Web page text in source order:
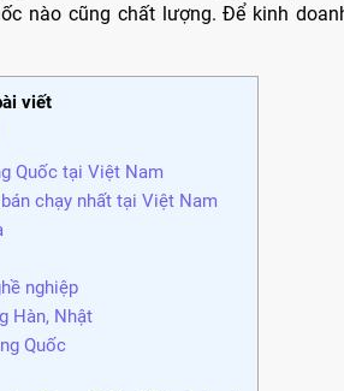
nào cũng chất lượng. Để kinh
viết
Quốc tại Việt Nam
chạy nhất tại Việt Nam
nghiệp
Hàn, Nhật
Quốc